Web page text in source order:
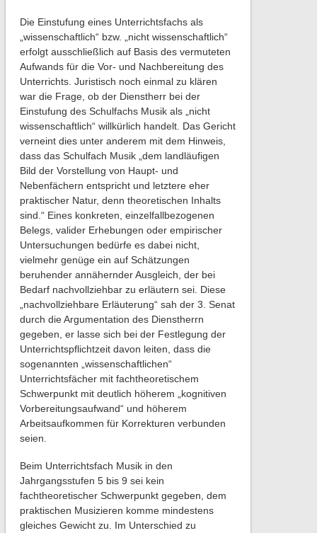
Die Einstufung eines Unterrichtsfachs als
„wissenschaftlich“ bzw. „nicht wissenschaftlich“
erfolgt ausschließlich auf Basis des vermuteten
Aufwands für die Vor- und Nachbereitung des
Unterrichts. Juristisch noch einmal zu klären
war die Frage, ob der Dienstherr bei der
Einstufung des Schulfachs Musik als „nicht
wissenschaftlich“ willkürlich handelt. Das Gericht
verneint dies unter anderem mit dem Hinweis,
dass das Schulfach Musik „dem landläufigen
Bild der Vorstellung von Haupt- und
Nebenfächern entspricht und letztere eher
praktischer Natur, denn theoretischen Inhalts
sind.“ Eines konkreten, einzelfallbezogenen
Belegs, valider Erhebungen oder empirischer
Untersuchungen bedürfe es dabei nicht,
vielmehr genüge ein auf Schätzungen
beruhender annähernder Ausgleich, der bei
Bedarf nachvollziehbar zu erläutern sei. Diese
„nachvollziehbare Erläuterung“ sah der 3. Senat
durch die Argumentation des Dienstherrn
gegeben, er lasse sich bei der Festlegung der
Unterrichtspflichtzeit davon leiten, dass die
sogenannten „wissenschaftlichen“
Unterrichtsfächer mit fachtheoretischem
Schwerpunkt mit deutlich höherem „kognitiven
Vorbereitungsaufwand“ und höherem
Arbeitsaufkommen für Korrekturen verbunden
seien.
Beim Unterrichtsfach Musik in den
Jahrgangsstufen 5 bis 9 sei kein
fachtheoretischer Schwerpunkt gegeben, dem
praktischen Musizieren komme mindestens
gleiches Gewicht zu. Im Unterschied zu